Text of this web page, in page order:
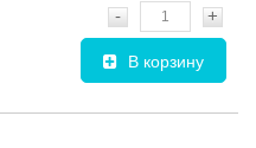
- +
В корзину